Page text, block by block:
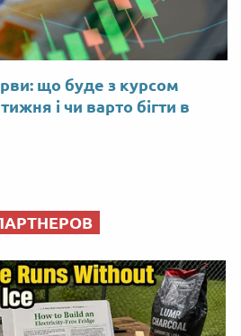
що буде з курсом
і чи варто бігти в